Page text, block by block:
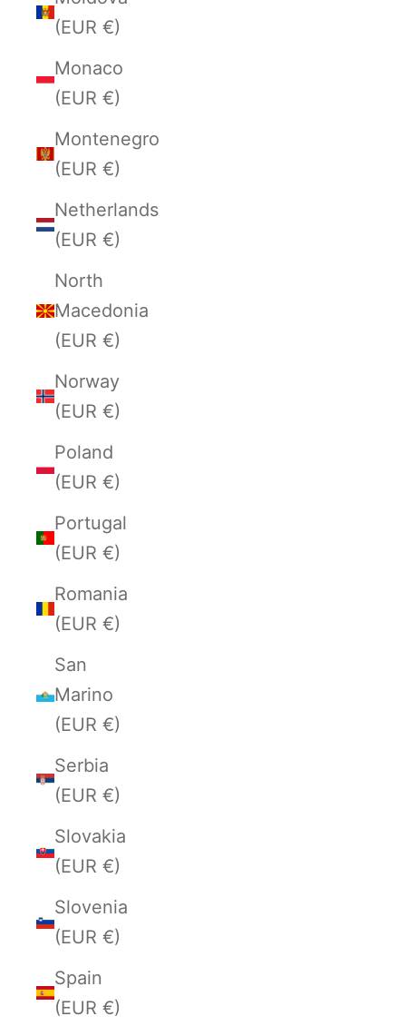
(EUR €)
Monaco
(EUR €)
Montenegro
(EUR €)
Netherlands
(EUR €)
North
Macedonia
(EUR €)
Norway
(EUR €)
Poland
(EUR €)
Portugal
(EUR €)
Romania
(EUR €)
San
Marino
(EUR €)
Serbia
(EUR €)
Slovakia
(EUR €)
Slovenia
(EUR €)
Spain
(EUR €)